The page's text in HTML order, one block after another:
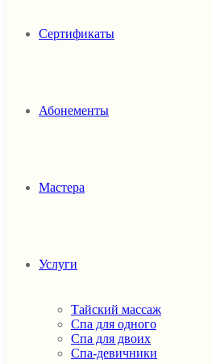
Сертификаты
Абонементы
Мастера
Услуги
Тайский массаж
Спа для одного
Спа для двоих
Спа-девичники